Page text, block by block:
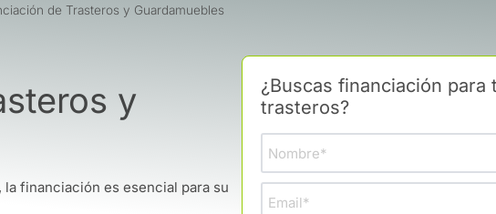
de Trasteros y Guardamuebles
y
financiación es esencial para su
¿Buscas financiación para
trasteros?